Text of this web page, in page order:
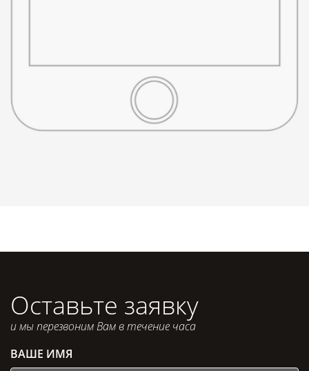
Оставьте заявку
и мы перезвоним Вам в течение часа
ВАШЕ ИМЯ